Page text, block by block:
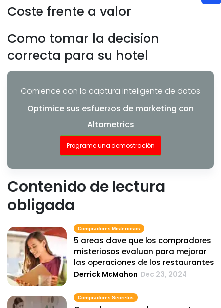
Coste frente a valor
Como tomar la decision
correcta para su hotel
Comience con la captura inteligente de datos
Optimice sus esfuerzos de marketing con
Altametrics
Programe una demostración
Contenido de lectura
obligada
Compradores Misteriosos
5 areas clave que los compradores
misteriosos evaluan para mejorar
las operaciones de los restaurantes
Derrick McMahon Dec 23, 2024
Compradores Secretos